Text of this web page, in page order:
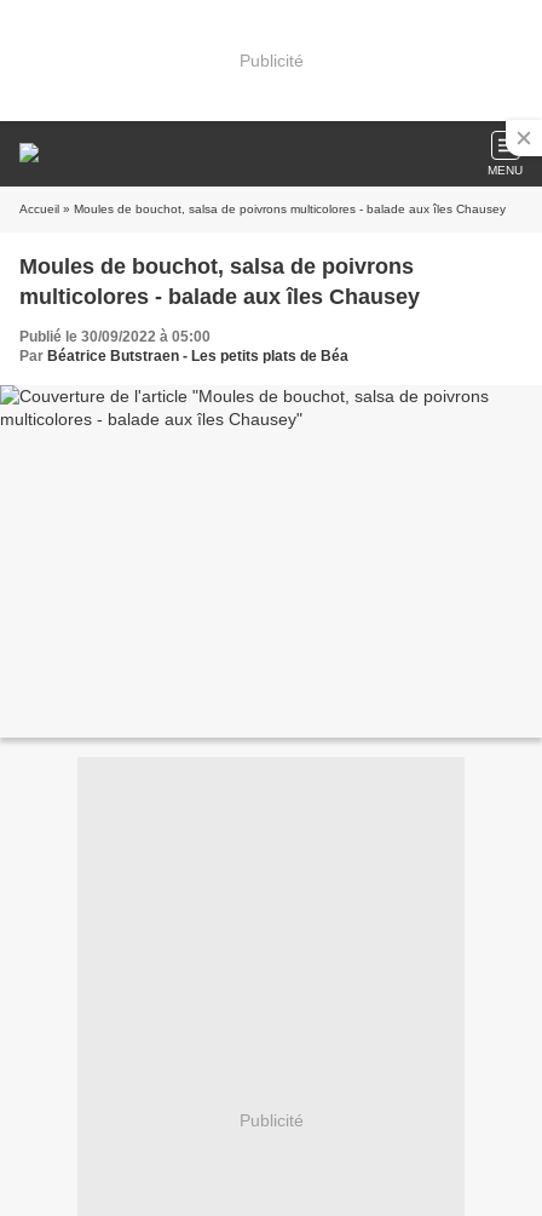
Publicité
MENU
Accueil » Moules de bouchot, salsa de poivrons multicolores - balade aux îles Chausey
Moules de bouchot, salsa de poivrons
multicolores - balade aux îles Chausey
Publié le 30/09/2022 à 05:00
Par Béatrice Butstraen - Les petits plats de Béa
Publicité